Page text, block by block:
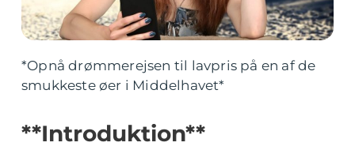
*Opnå drømmerejsen til lavpris på en af de
smukkeste øer i Middelhavet*
**Introduktion**